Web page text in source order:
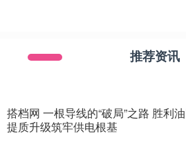
推荐资讯
搭档网 一根导线的“破局”之路 胜利
提质升级筑牢供电根基